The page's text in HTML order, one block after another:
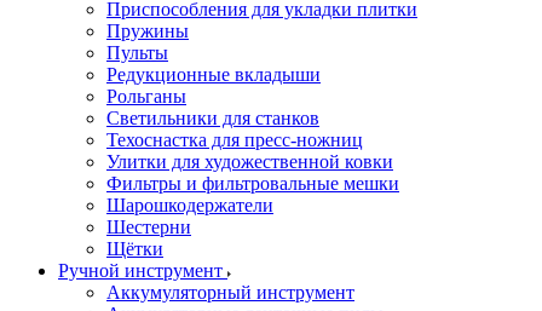
Приспособления для укладки плитки
Пружины
Пульты
Редукционные вкладыши
Рольганы
Светильники для станков
Техоснастка для пресс-ножниц
Улитки для художественной ковки
Фильтры и фильтровальные мешки
Шарошкодержатели
Шестерни
Щётки
Ручной инструмент
Аккумуляторный инструмент